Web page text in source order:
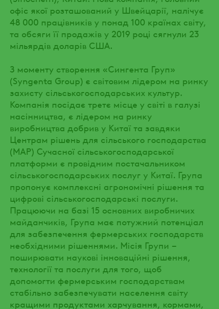
офіс якої розташований у Швейцарії, налічує
48 000 працівників у понад 100 країнах світу,
та обсяги її продажів у 2019 році сягнули 23
мільярдів доларів США.
З моменту створення «Сингента Груп»
(Syngenta Group) є світовим лідером на ринку
захисту сільськогосподарських культур.
Компанія посідає третє місце у світі в галузі
насінництва, є лідером на ринку
виробництва добрив у Китаї та завдяки
Центрам рішень для сільського господарства
(MAP) Сучасної сільськогосподарської
платформи є провідним постачальником
сільськогосподарських послуг у Китаї. Група
пропонує комплексні агрономічні рішення та
цифрові сільськогосподарські послуги.
Працюючи на базі 15 основних виробничих
майданчиків, Група має потужний потенціал
для забезпечення фермерських господарств
необхідними рішеннями. Місія Групи –
поширювати наукові інноваційні рішення,
технології та послуги для того, щоб
допомогти фермерським господарствам
стабільно забезпечувати населення світу
кращими продуктами харчування, кормами,